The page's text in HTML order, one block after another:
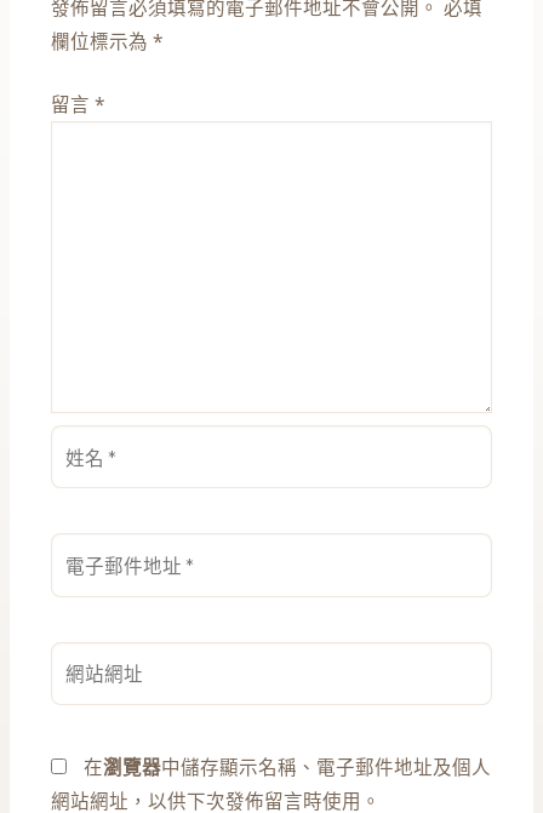
發佈留言必須填寫的電子郵件地址不會公開。 必填
欄位標示為 *
留言 *
名
子
件
地
*
站
址
在瀏覽器中儲存顯示名稱、電子郵件地址及個人
網站網址，以供下次發佈留言時使用。